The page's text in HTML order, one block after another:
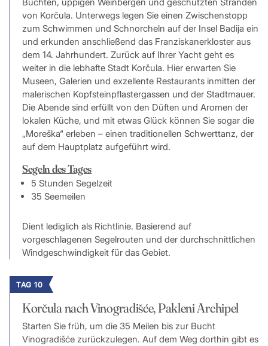
von Korčula. Unterwegs legen Sie einen Zwischenstopp
zum Schwimmen und Schnorcheln auf der Insel Badija ein
und erkunden anschließend das Franziskanerkloster aus
dem 14. Jahrhundert. Zurück auf Ihrer Yacht geht es
weiter in die lebhafte Stadt Korčula. Hier erwarten Sie
Museen, Galerien und exzellente Restaurants inmitten der
malerischen Kopfsteinpflastergassen und der Stadtmauer.
Die Abende sind erfüllt von den Düften und Aromen der
lokalen Küche, und mit etwas Glück können Sie sogar die
„Moreška“ erleben – einen traditionellen Schwerttanz, der
auf dem Hauptplatz aufgeführt wird.
Segeln des Tages
5 Stunden Segelzeit
35 Seemeilen
Dient lediglich als Richtlinie. Basierend auf
vorgeschlagenen Segelrouten und der durchschnittlichen
Windgeschwindigkeit für das Gebiet.
TAG 10
Korčula nach Vinogradišće, Pakleni Archipel
Starten Sie früh, um die 35 Meilen bis zur Bucht
Vinogradišće zurückzulegen. Auf dem Weg dorthin gibt es